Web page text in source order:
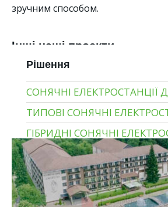
зручним способом.
Рішення
СОНЯЧНІ ЕЛЕКТРОСТАНЦІЇ
ТИПОВІ СОНЯЧНІ
ГІБРИДНІ СОНЯЧНІ
МОНТАЖ СОНЯЧНИХ
ПРОМИСЛОВІ СОНЯЧНІ
СОНЯЧНІ ЕЛЕКТРОСТАНЦІЇ
Інші наші проекти